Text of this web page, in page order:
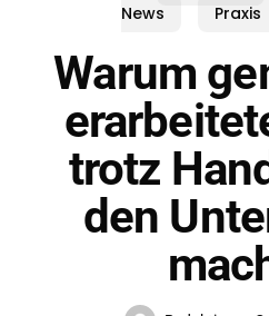
News
Praxis
Warum
trotz
den